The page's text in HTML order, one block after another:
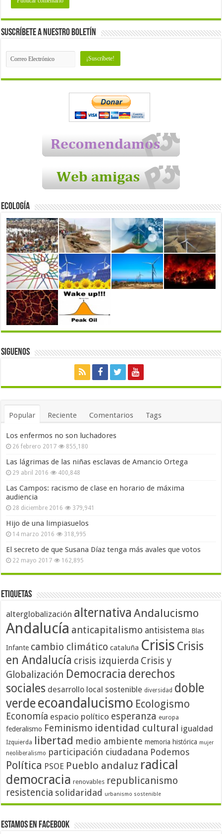
Suscríbete a nuestro Boletín
Ecología
Siguenos
Popular Reciente Comentarios Tags
Los enfermos no son luchadores
26 febrero 2017 855,180
Las lágrimas de las niñas esclavas de Amancio Ortega
29 abril 2016 400,848
Las Campos: racismo de clase en horario de máxima
audiencia
28 diciembre 2016 379,941
Hijo de una limpiasuelos
14 marzo 2016 318,995
El secreto de que Susana Díaz tenga más avales que votos
22 mayo 2017 162,895
Etiquetas
alterglobalización alternativa Andalucismo
Andalucía anticapitalismo antisistema Blas
Infante cambio climático cataluña Crisis Crisis
en Andalucía crisis izquierda Crisis y
Globalización Democracia derechos
sociales desarrollo local sostenible diversidad doble
verdeecoandalucismo Ecologismo
Economía espacio político esperanza europa
federalismo Feminismo identidad cultural igualdad
Izquierda libertad medio ambiente memoria histórica mujer
neoliberalismo participación ciudadana Podemos
Política PSOE Pueblo andaluz radical
democracia renovables republicanismo
resistencia solidaridad urbanismo sostenible
Estamos en Facebook